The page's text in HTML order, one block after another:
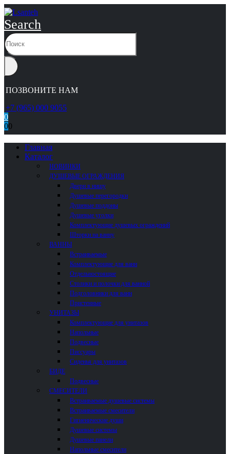
Search
ПОЗВОНИТЕ НАМ
+7 (965) 000 9055
0
00
Главная
Каталог
НОВИНКИ
ДУШЕВЫЕ ОГРАЖДЕНИЯ
Двери в нишу
Душевые перегородки
Душевые поддоны
Душевые уголки
Комплектующие душевых ограждений
Шторки на ванну
ВАННЫ
Встраиваемые
Комплектующие для ванн
Отдельностоящие
Столики и полочки для ванной
Подголовники для ванн
Пристенные
УНИТАЗЫ
Комплектующие для унитазов
Напольные
Подвесные
Писсуары
Сиденья для унитазов
БИДЕ
Подвесные
СМЕСИТЕЛИ
Встраиваемые душевые системы
Встраиваемые смесители
Гигиенические души
Душевые системы
Душевые панели
Напольные смесители